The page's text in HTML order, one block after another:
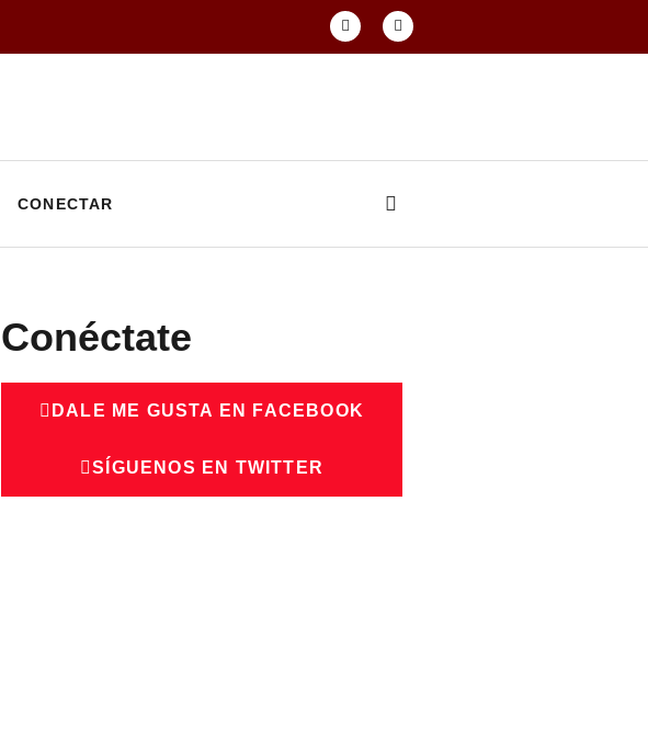
CONECTAR
Conéctate
DALE ME GUSTA EN FACEBOOK
SÍGUENOS EN TWITTER